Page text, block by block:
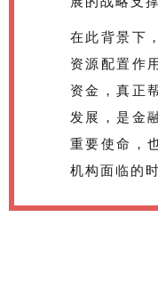
在此背景下
资源配置作
资金，真正
发展，是金
重要使命，
机构面临的